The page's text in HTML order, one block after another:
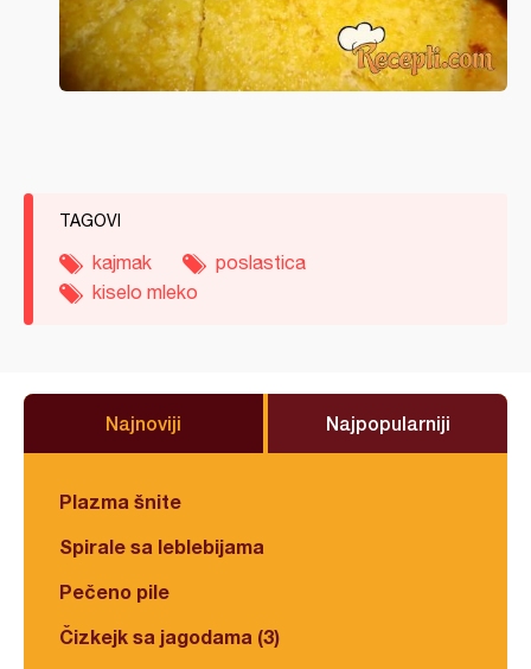
TAGOVI
kajmak
poslastica
kiselo mleko
Najnoviji Najpopularniji
Plazma šnite
Spirale sa leblebijama
Pečeno pile
Čizkejk sa jagodama (3)